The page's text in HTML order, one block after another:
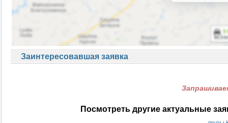
Заинтересовавшая заявка
Посмотреть другие актуальные